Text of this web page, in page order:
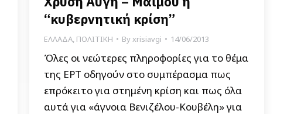
“κυβερνητική κρίση”
ΕΛΛΑΔΑ, ΠΟΛΙΤΙΚΗ Byxrisiavgi 14/06/2013
Όλες οι νεώτερες πληροφορίες για το θέμα
της ΕΡΤ οδηγούν στο συμπέρασμα πως
επρόκειτο για στημένη κρίση και πως όλα
αυτά για «άγνοια Βενιζέλου-Κουβέλη» για